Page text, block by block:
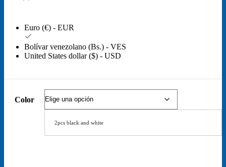
Euro (€) - EUR
Bolívar venezolano (Bs.) - VES
United States dollar ($) - USD
Color
2pcs black and white